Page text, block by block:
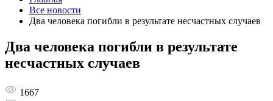
Все новости
Два человека погибли в результате несчастных случаев
Два человека погибли в результате
несчастных случаев
1667